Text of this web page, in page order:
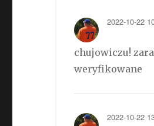
2022-10-22
chujowiczu!
weryfikowane
2022-10-22